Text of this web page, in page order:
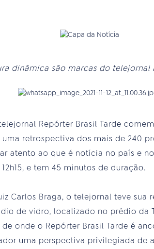
dinâmica são marcas do telejornal
Repórter Brasil Tarde
retrospectiva dos mais de 240
atento ao que é notícia no país e
e tem 45 minutos de duração.
Carlos Braga, o telejornal teve sua
de vidro, localizado no prédio da
onde o Repórter Brasil Tarde é
uma perspectiva privilegiada de